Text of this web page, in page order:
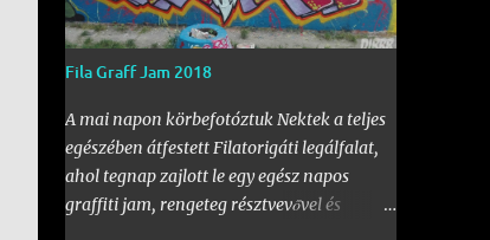
Fila Graff Jam 2018
A mai napon körbefotóztuk Nektek a teljes
egészében átfestett Filatorigáti legálfalat,
ahol tegnap zajlott le egy egész napos
graffiti jam, rengeteg résztvevővel és